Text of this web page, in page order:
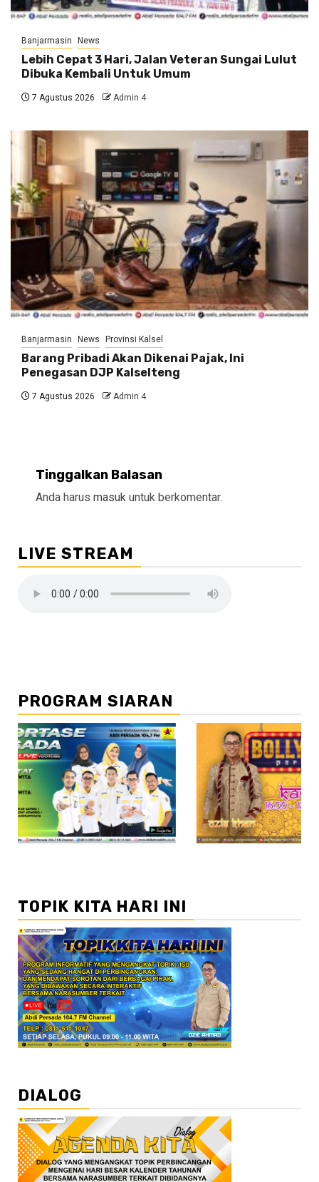
Banjarmasin News
Lebih Cepat 3 Hari, Jalan Veteran Sungai Lulut
Dibuka Kembali Untuk Umum
7 Agustus 2026 Admin 4
Banjarmasin News Provinsi Kalsel
Barang Pribadi Akan Dikenai Pajak, Ini
Penegasan DJP Kalselteng
7 Agustus 2026 Admin 4
Tinggalkan Balasan
Anda harus masuk untuk berkomentar.
LIVE STREAM
PROGRAM SIARAN
//2
TOPIK KITA HARI INI
DIALOG